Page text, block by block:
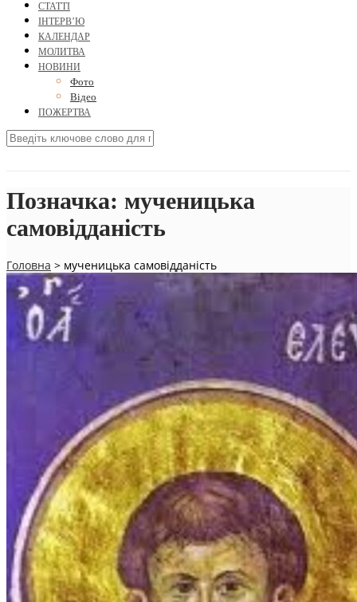
СТАТТІ
ІНТЕРВ’Ю
КАЛЕНДАР
МОЛИТВА
НОВИНИ
Фото
Відео
ПОЖЕРТВА
Позначка: мученицька
самовідданість
Головна > мученицька самовідданість